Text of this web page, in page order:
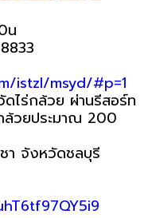
น
istzl/msyd/#p=1
ดไร่กล้วย ผ่านรีสอร์ท
ล้วยประมาณ 200
า จังหวัดชลบุรี